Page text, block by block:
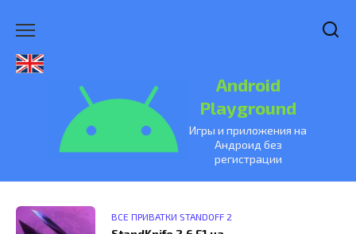
Android
Playground
Игры и приложения на
Андроид без
регистрации
ВСЕ ПРИВАТКИ STANDOFF 2